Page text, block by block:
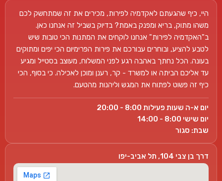
היי, כיף שהגעתם לאקדמיה לפירות, מכירים את זה שמתחשק לכם
משהו מתוק, בריא ומפנק באמת? בדיוק בשביל זה אנחנו כאן.
ב"האקדמיה לפירות" אנחנו לוקחים את המתנות הכי טובות שיש
לטבע להציע, ובוחרים עבורכם את פירות הפרימיום הכי יפים ומתוקים
בעונה. הכל נחתך באהבה רגע לפני המשלוח, מעוצב בסטייל ומגיע
עד אליכם הביתה או למשרד - קר, רענן ומוכן לאכילה. כי בסוף, הכי
כיף זה פשוט לפתוח את המגש וליהנות מהטעם.
יום א-ה שעות פעילות 8:00 - 20:00
יום שישי 8:00 - 14:00
שבת: סגור
דרך בן צבי 104, תל אביב-יפו